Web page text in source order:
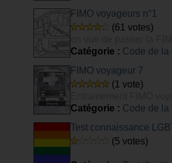
FIMO voyageurs n°1
(61 votes)
Initiale Minimale
Catégorie : Code de la
FIMO voyageur 7
(1 vote)
Catégorie : Code de la
Test connaissance
(5 votes)